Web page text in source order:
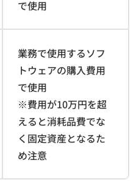
で使用
業務で使用するソフ
トウェアの購入費用
で使用
※費用が10万円を超
えると消耗品費でな
く固定資産となるた
め注意